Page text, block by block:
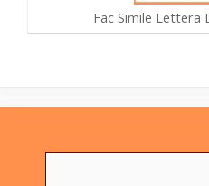
Fac Simile Lettera